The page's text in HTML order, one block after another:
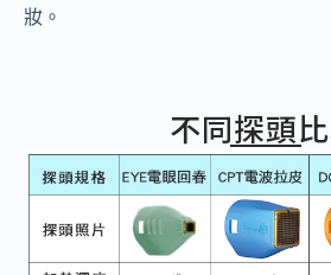
妝。
不同探頭